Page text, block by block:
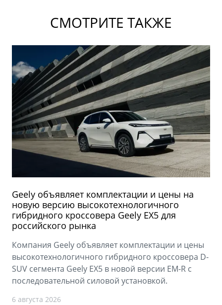
СМОТРИТЕ ТАКЖЕ
Geely объявляет комплектации и цены на
новую версию высокотехнологичного
гибридного кроссовера Geely EX5 для
российского рынка
Компания Geely объявляет комплектации и цены
высокотехнологичного гибридного кроссовера D-
SUV сегмента Geely EX5 в новой версии EM-R с
последовательной силовой установкой.
6 августа 2026